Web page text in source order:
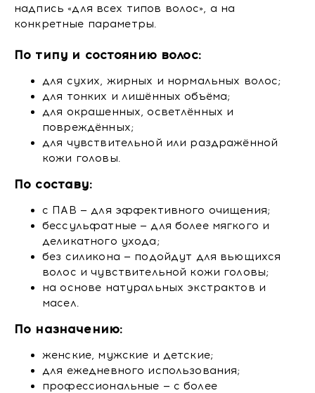
надпись «для всех типов волос», а на
конкретные параметры.
По типу и состоянию волос:
для сухих, жирных и нормальных волос;
для тонких и лишённых объёма;
для окрашенных, осветлённых и
повреждённых;
для чувствительной или раздражённой
кожи головы.
По составу:
с ПАВ — для эффективного очищения;
бессульфатные — для более мягкого и
деликатного ухода;
без силикона — подойдут для вьющихся
волос и чувствительной кожи головы;
на основе натуральных экстрактов и
масел.
По назначению:
женские, мужские и детские;
для ежедневного использования;
профессиональные — с более